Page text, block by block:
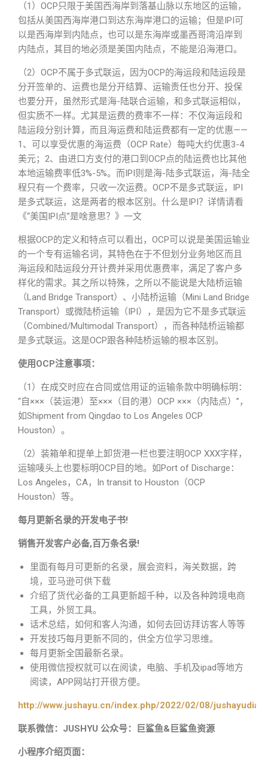
（1）OCP只限于美国西海岸到落基山脉以东地区的运输，
包括从美国西海岸港口到达东海岸港口的运输；但是IPI可
以是西海岸到内陆点，也可以是东海岸或墨西哥湾沿岸到
内陆点，其目的地必须是美国内陆点，不能是沿海港口。
（2）OCP不属于多式联运，因为OCP的海运段和陆运段是
分开签单的、运费也是分开结算、运输责任也分开、投保
也要分开，虽然形式是海-陆联合运输，和多式联运相似，
但实质不一样。尤其是运费的费率不一样：不仅海运段和
陆运段分别计算，而且海运费和陆运费都有一定的优惠——
1、可以享受优惠的海运费（OCP Rate）每吨大约优惠3-4
美元；2、由进口方支付的港口到OCP点的陆运费也比其他
本地运输费率低3%-5%。而IPI则是海-陆多式联运，海-陆全
程只有一个费率，只收一次运费。OCP不是多式联运，IPI
是多式联运，这是两者的根本区别。什么是IPI？详情请看
《“美国IPI点”是啥意思？》一文
根据OCP的定义和特点可以看出，OCP可以说是美国运输业
的一个专有运输名词，其特色在于不但划分业务地区而且
海运段和陆运段分开计费并采用优惠费率，满足了客户多
样化的需求。其之所以特殊，之所以不能说是大陆桥运输
（Land Bridge Transport）、小陆桥运输（Mini Land Bridge
Transport）或微陆桥运输（IPI），是因为它不是多式联运
（Combined/Multimodal Transport），而各种陆桥运输都
是多式联运。这是OCP跟各种陆桥运输的根本区别。
使用OCP注意事项：
（1）在成交时应在合同或信用证的运输条款中明确标明：
“自×××（装运港）至×××（目的港）OCP ×××（内陆点）”，
如Shipment from Qingdao to Los Angeles OCP
Houston）。
（2）装箱单和提单上卸货港一栏也要注明OCP XXX字样，
运输唛头上也要标明OCP目的地。如Port of Discharge：
Los Angeles，CA，In transit to Houston（OCP
Houston）等。
每月更新名录的开发电子书!
销售开发客户必备,百万条名录!
里面有每月可更新的名录，展会资料，海关数据，跨
境，亚马逊可供下载
介绍了货代必备的工具更新超千种，以及各种跨境电商
工具，外贸工具。
话术总结，如何和客人沟通，如何去回访拜访客人等等
开发技巧每月更新不同的，供全方位学习思维。
每月更新全国最新名录。
使用微信授权就可以在阅读，电脑、手机及ipad等地方
阅读，APP网站打开很方便。
http://www.jushayu.cn/index.php/2022/02/08/
联系微信：JUSHYU 公众号：巨鲨鱼&巨鲨鱼资源
小程序介绍页面：